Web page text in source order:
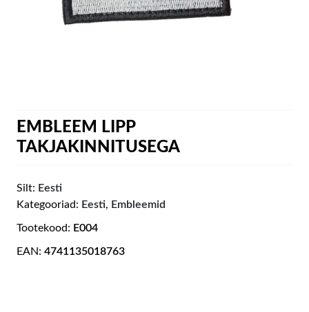
EMBLEEM LIPP
TAKJAKINNITUSEGA
EAN: 4741135018763
Tootekood: E004
Kategooriad: Eesti, Embleemid
Silt: Eesti